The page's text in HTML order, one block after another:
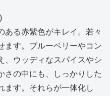
ある赤紫色がキレイ。若々
ます。ブルーベリーやコン
、ウッディなスパイスやシ
さの中にも、しっかりした
ます。それらが一体化し